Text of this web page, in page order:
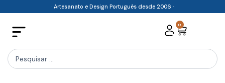
content
· Artesanato e Design Português desde 2006 ·
0
Cart
Search
...